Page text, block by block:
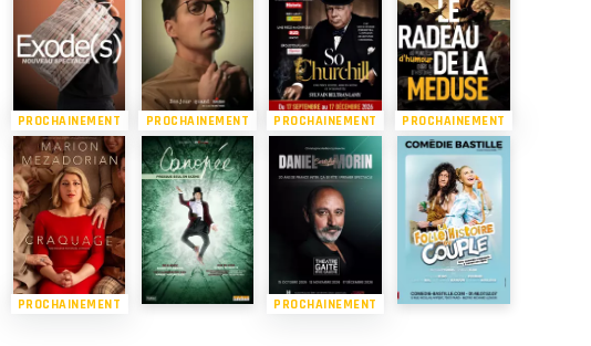
PROCHAINEMENT PROCHAINEMENT PROCHAINEMENT PROCHAINEMENT
PROCHAINEMENT PROCHAINEMENT